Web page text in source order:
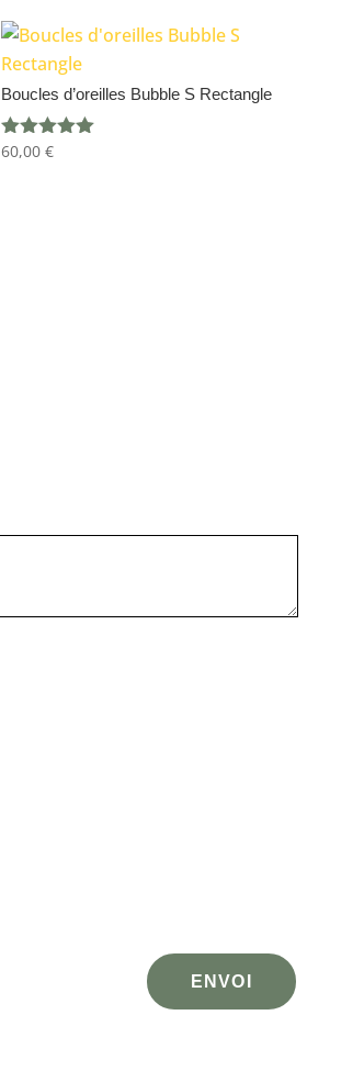
Boucles d’oreilles Bubble S Rectangle
Note
60,00 €
ENVOI